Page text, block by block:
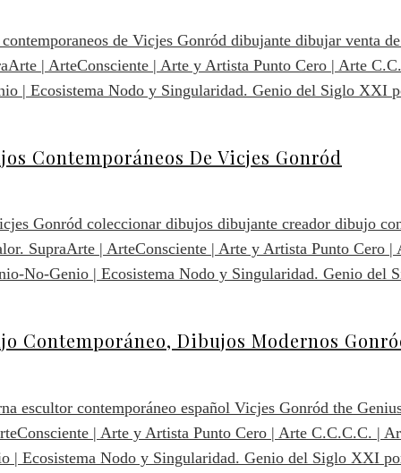
Contemporáneos De Vicjes Gonród
Contemporáneo, Dibujos Modernos